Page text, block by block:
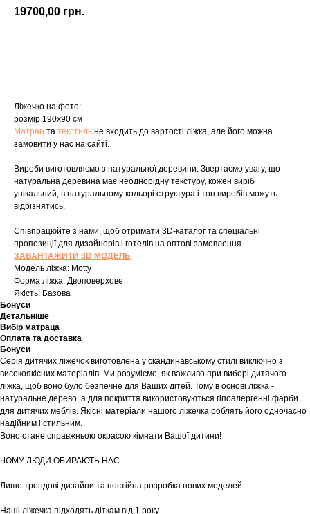
19700,00 грн.
Ліжечко на фото:
розмір 190х90 см
Матрац та текстиль не входить до вартості ліжка, але його можна
замовити у нас на сайті.
Вироби виготовляємо з натуральної деревини. Звертаємо увагу, що
натуральна деревина має неоднорідну текстуру, кожен виріб
унікальний, в натуральному кольорі структура і тон виробів можуть
відрізнятись.
Співпрацюйте з нами, щоб отримати 3D-каталог та спеціальні
пропозиції для дизайнерів і готелів на оптові замовлення.
ЗАВАНТАЖИТИ 3D МОДЕЛЬ
Модель ліжка: Motty
Форма ліжка: Двоповерхове
Якість: Базова
Бонуси
Детальніше
Вибір матраца
Оплата та доставка
Бонуси
Серія дитячих ліжечок виготовлена у скандинавському стилі виключно з
високоякісних матеріалів. Ми розуміємо, як важливо при виборі дитячого
ліжка, щоб воно було безпечне для Ваших дітей. Тому в основі ліжка -
натуральне дерево, а для покриття використовуються гіпоалергенні фарби
для дитячих меблів. Якісні матеріали нашого ліжечка роблять його одночасно
надійним і стильним.
Воно стане справжньою окрасою кімнати Вашої дитини!
ЧОМУ ЛЮДИ ОБИРАЮТЬ НАС
Лише трендові дизайни та постійна розробка нових моделей.
Наші ліжечка підходять діткам від 1 року.